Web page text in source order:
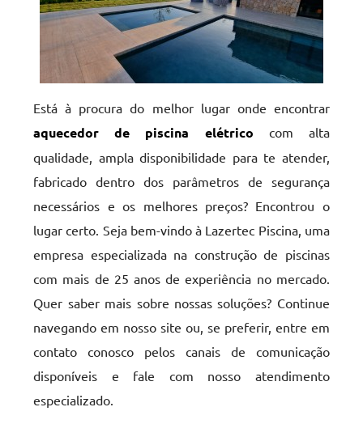
Está à procura do melhor lugar onde encontrar
aquecedor de piscina elétrico com alta
qualidade, ampla disponibilidade para te atender,
fabricado dentro dos parâmetros de segurança
necessários e os melhores preços? Encontrou o
lugar certo. Seja bem-vindo à Lazertec Piscina, uma
empresa especializada na construção de piscinas
com mais de 25 anos de experiência no mercado.
Quer saber mais sobre nossas soluções? Continue
navegando em nosso site ou, se preferir, entre em
contato conosco pelos canais de comunicação
disponíveis e fale com nosso atendimento
especializado.